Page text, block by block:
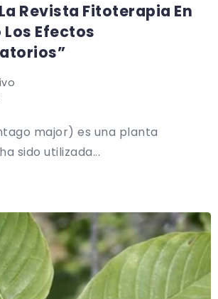
Revista Fitoterapia En
Los Efectos
major) es una planta
sido utilizada...